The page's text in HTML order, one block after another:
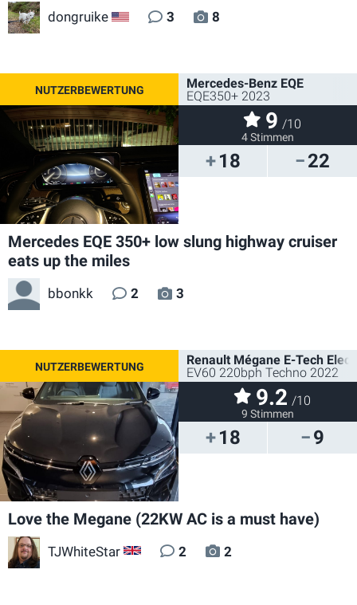
dongruike US 3 8
18 22
Mercedes-Benz EQE
EQE350+ 2023
9 /10
4 Stimmen
Mercedes EQE 350+ low slung highway cruiser
eats up the miles
bbonkk 2 3
18 9
Renault Mégane E-Tech
EV60 220bph Techno 2022
9.2 /10
9 Stimmen
Love the Megane (22KW AC is a must have)
TJWhiteStar GB 2 2